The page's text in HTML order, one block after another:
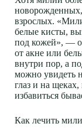
взрослых.
белые кисты,
под кожей», —
от акне или
внутри пор, а
можно увидеть
глаз и на
избавиться
Как лечить